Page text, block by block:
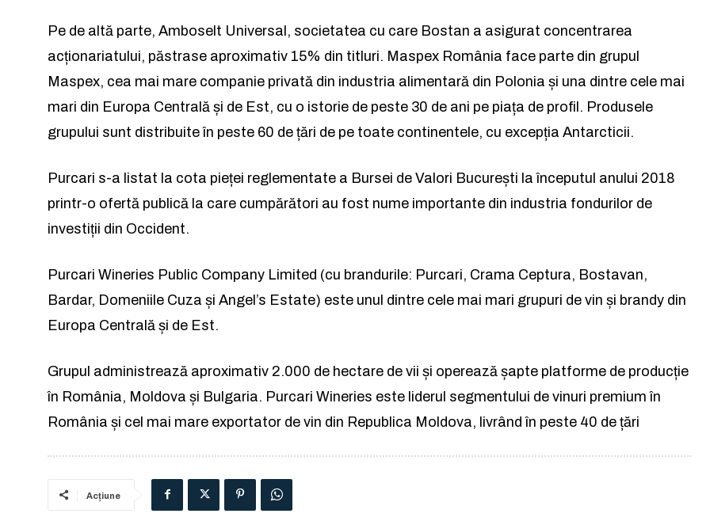
Pe de altă parte, Amboselt Universal, societatea cu care Bostan a asigurat concentrarea
acționariatului, păstrase aproximativ 15% din titluri. Maspex România face parte din grupul
Maspex, cea mai mare companie privată din industria alimentară din Polonia și una dintre cele mai
mari din Europa Centrală și de Est, cu o istorie de peste 30 de ani pe piața de profil. Produsele
grupului sunt distribuite în peste 60 de țări de pe toate continentele, cu excepția Antarcticii.
Purcari s-a listat la cota pieței reglementate a Bursei de Valori București la începutul anului 2018
printr-o ofertă publică la care cumpărători au fost nume importante din industria fondurilor de
investiții din Occident.
Purcari Wineries Public Company Limited (cu brandurile: Purcari, Crama Ceptura, Bostavan,
Bardar, Domeniile Cuza și Angel’s Estate) este unul dintre cele mai mari grupuri de vin și brandy din
Europa Centrală și de Est.
Grupul administrează aproximativ 2.000 de hectare de vii și operează șapte platforme de producție
în România, Moldova și Bulgaria. Purcari Wineries este liderul segmentului de vinuri premium în
România și cel mai mare exportator de vin din Republica Moldova, livrând în peste 40 de țări
Acțiune